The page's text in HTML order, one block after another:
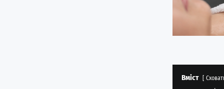
Вміст